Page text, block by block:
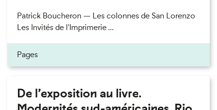
Patrick Boucheron — Les colonnes de San Lorenzo
Les Invités de l'Imprimerie ...
Pages
De l’exposition au livre.